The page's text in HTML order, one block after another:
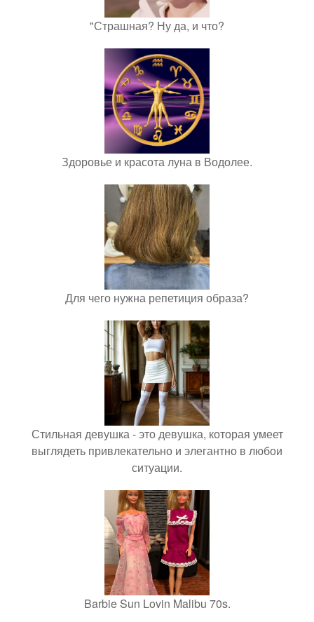
"Страшная? Ну да, и что?
Здоровье и красота луна в Водолее.
Для чего нужна репетиция образа?
Стильная девушка - это девушка, которая умеет
выглядеть привлекательно и элегантно в любои
ситуации.
Barbie Sun Lovin Malibu 70s.